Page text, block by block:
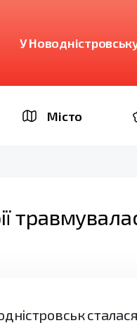
У
Місто